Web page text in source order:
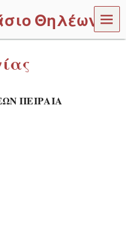
Θηλέων MEN
U
ΠΕΙΡΑΙΑ